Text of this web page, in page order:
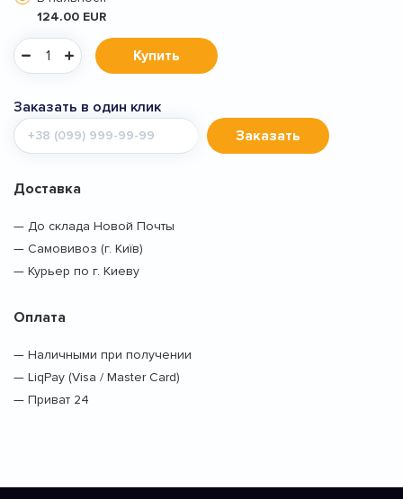
124.00 EUR
Купить
Заказать в один клик
Мобильный
телефон
Заказать
Доставка
— До склада Новой Почты
— Самовивоз (г. Київ)
— Курьер по г. Киеву
Оплата
— Наличными при получении
— LiqPay (Visa / Master Card)
— Приват 24